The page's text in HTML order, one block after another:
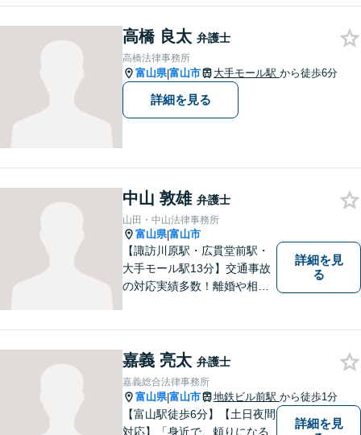
というお声をいただけるよう
に、誠実・丁寧を心がけ事件
に取り組んでいきたいと考え
ています。
高橋 良太 弁護士
高橋法律事務所
富山県|富山市 大手モール駅 から徒歩6分
詳細を見る
中山 敦雄 弁護士
山田・中山法律事務所
富山県|富山市
【諏訪川原駅・広貫堂前駅・
大手モール駅13分】交通事故
の対応実績多数！離婚や相続
策がないか考えてみません
か？【複数弁護士在籍】
詳細を見
る
嘉義 亮太 弁護士
嘉義総合法律事務所
富山県|富山市 地鉄ビル前駅 から徒歩1分
【富山駅徒歩6分】【土日夜間
対応】「身近で、頼りになる
詳細を見